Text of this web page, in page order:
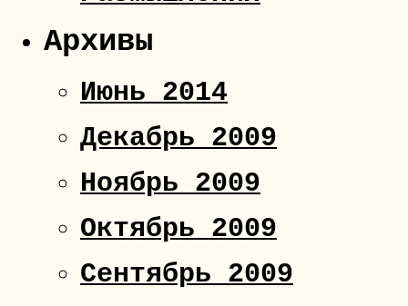
Архивы
Июнь 2014
Декабрь 2009
Ноябрь 2009
Октябрь 2009
Сентябрь 2009